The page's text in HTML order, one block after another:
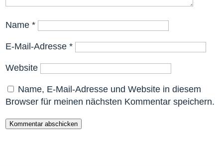
Name*
E-Mail-Adresse*
Website
Name, E-Mail-Adresse und Website in diesem
Browser für meinen nächsten Kommentar speichern.
Kommentar abschicken